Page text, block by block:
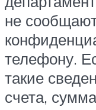
не
телефону.
такие
счета,